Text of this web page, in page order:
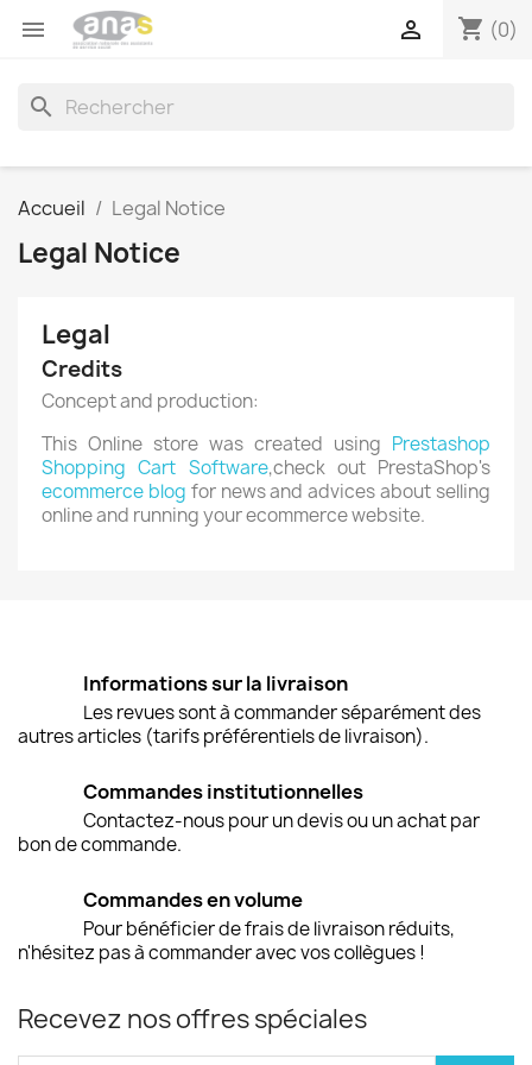
 shopping_cart (0)

search
Accueil Legal Notice
Legal Notice
Legal
Credits
Concept and production:
This Online store was created using Prestashop
Shopping Cart Software,check out PrestaShop's
ecommerce blog for news and advices about selling
online and running your ecommerce website.
Informations sur la livraison
Les revues sont à commander séparément des
autres articles (tarifs préférentiels de livraison).
Commandes institutionnelles
Contactez-nous pour un devis ou un achat par
bon de commande.
Commandes en volume
Pour bénéficier de frais de livraison réduits,
n'hésitez pas à commander avec vos collègues !
Recevez nos offres spéciales